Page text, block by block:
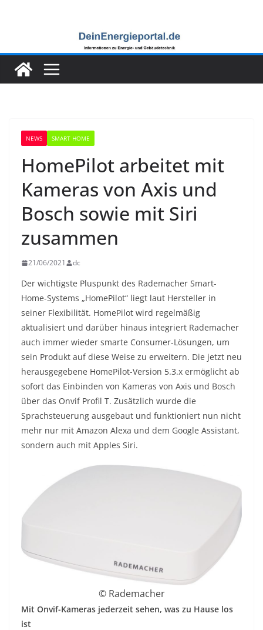
NEWS SMART HOME
HomePilot arbeitet mit
Kameras von Axis und
Bosch sowie mit Siri
zusammen
21/06/2021 dc
Der wichtigste Pluspunkt des Rademacher Smart-
Home-Systems „HomePilot“ liegt laut Hersteller in
seiner Flexibilität. HomePilot wird regelmäßig
aktualisiert und darüber hinaus integriert Rademacher
auch immer wieder smarte Consumer-Lösungen, um
sein Produkt auf diese Weise zu erweitern. Die jetzt neu
herausgegebene HomePilot-Version 5.3.x ermöglicht ab
sofort das Einbinden von Kameras von Axis und Bosch
über das Onvif Profil T. Zusätzlich wurde die
Sprachsteuerung ausgebaut und funktioniert nun nicht
mehr nur mit Amazon Alexa und dem Google Assistant,
sondern auch mit Apples Siri.
© Rademacher
Mit Onvif-Kameras jederzeit sehen, was zu Hause los
ist